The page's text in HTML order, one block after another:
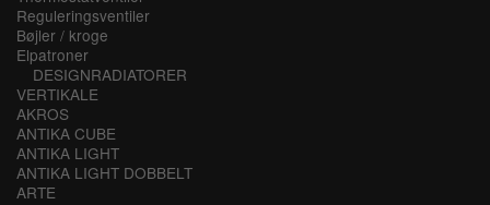
Reguleringsventiler
Bøjler / kroge
Elpatroner
DESIGNRADIATORER
VERTIKALE
AKROS
ANTIKA CUBE
ANTIKA LIGHT
ANTIKA LIGHT DOBBELT
ARTE